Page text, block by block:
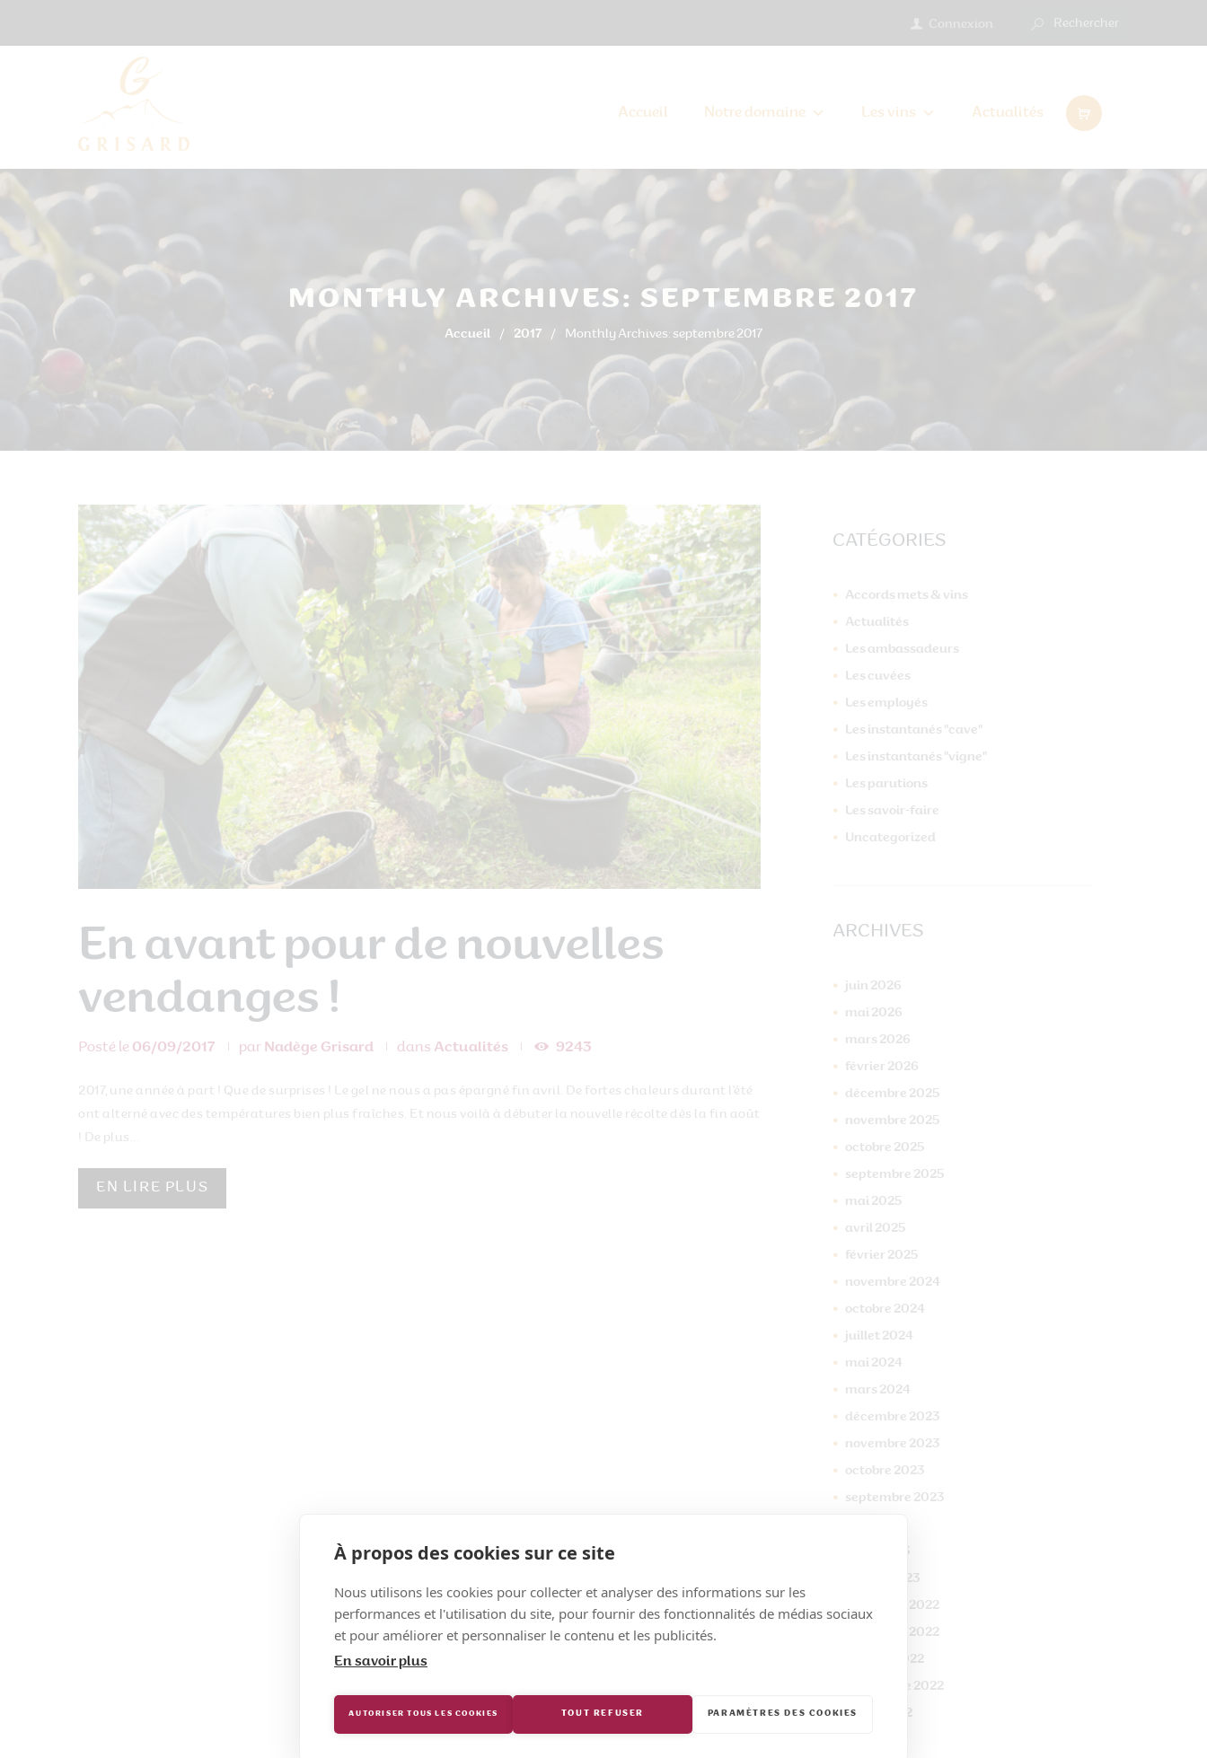
À propos des cookies sur ce site
Nous utilisons les cookies pour collecter et analyser des informations sur les
performances et l'utilisation du site, pour fournir des fonctionnalités de médias sociaux
et pour améliorer et personnaliser le contenu et les publicités.
En savoir plus
AUTORISER TOUS LES COOKIES TOUT REFUSER PARAMÈTRES DES COOKIES
Accueil Notre domaine Les vins Actualités
MONTHLY ARCHIVES: SEPTEMBRE 2017
Accueil 2017 Monthly Archives: septembre 2017
En avant pour de nouvelles
vendanges !
Posté le 06/09/2017 par Nadège Grisard dans Actualités 9243
2017, une année à part ! Que de surprises ! Le gel ne nous a pas épargné fin avril. De fortes chaleurs durant l’été
ont alterné avec des températures bien plus fraîches. Et nous voilà à débuter la nouvelle récolte dès la fin août
! De plus...
EN LIRE PLUS
CATÉGORIES
Accords mets & vins
Actualités
Les ambassadeurs
Les cuvées
Les employés
Les instantanés "cave"
Les instantanés "vigne"
Les parutions
Les savoir-faire
Uncategorized
ARCHIVES
juin 2026
mai 2026
mars 2026
février 2026
décembre 2025
novembre 2025
octobre 2025
septembre 2025
mai 2025
avril 2025
février 2025
novembre 2024
octobre 2024
juillet 2024
mai 2024
mars 2024
décembre 2023
novembre 2023
octobre 2023
septembre 2023
2023
2023
2022
2022
2022
septembre 2022
juillet 2022